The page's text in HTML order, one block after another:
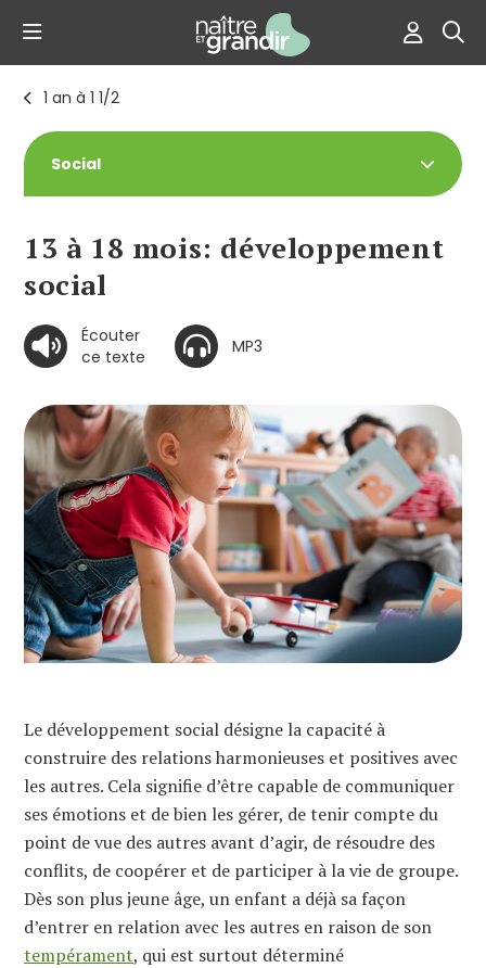
1 an à 1 1/2
Social
13 à 18 mois: développement
social
Écouter
ce texte
MP3
Le développement social désigne la capacité à
construire des relations harmonieuses et positives avec
les autres. Cela signifie d’être capable de communiquer
ses émotions et de bien les gérer, de tenir compte du
point de vue des autres avant d’agir, de résoudre des
conflits, de coopérer et de participer à la vie de groupe.
Dès son plus jeune âge, un enfant a déjà sa façon
d’entrer en relation avec les autres en raison de son
tempérament, qui est surtout déterminé